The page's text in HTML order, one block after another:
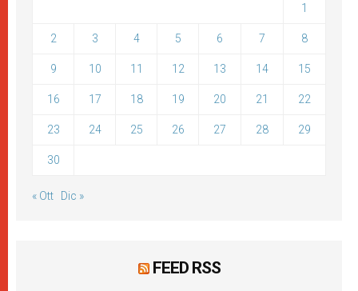
1
2 3 4 5 6 7 8
9 10 11 12 13 14 15
16 17 18 19 20 21 22
23 24 25 26 27 28 29
30
« Ott Dic »
FEED RSS